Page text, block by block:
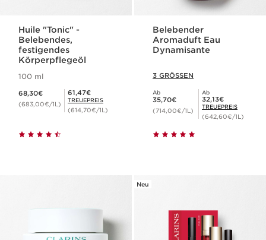
Huile "Tonic" -
Belebendes,
festigendes
Körperpflegeöl
100 ml
68,30€
(683,00€/1L)
Mitgliederpreis 61,47€
61,47€
TREUEPREIS
(614,70€/1L)
Belebender
Aromaduft Eau
Dynamisante
3 GRÖSSEN
Ab
Aktueller Preis 35,70€
35,70€
(714,00€/1L)
Ab
Mitgliederpreis 32,13€
32,13€
TREUEPREIS
(642,60€/1L)
Neu